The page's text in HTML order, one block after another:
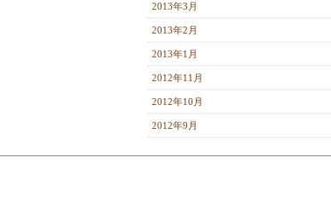
2013年3月
2013年2月
2013年1月
2012年11月
2012年10月
2012年9月